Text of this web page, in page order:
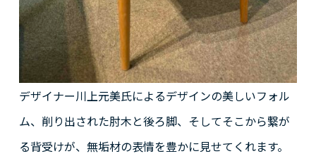
デザイナー川上元美氏によるデザインの美しいフォル
ム、削り出された肘木と後ろ脚、そしてそこから繋が
る背受けが、無垢材の表情を豊かに見せてくれます。